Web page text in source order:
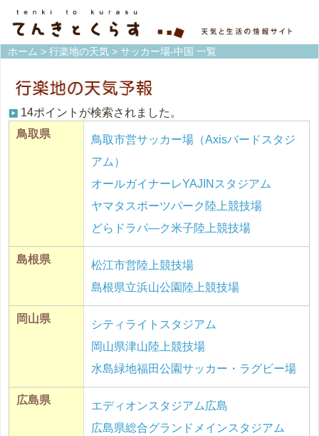
ホーム > 行楽地の天気 > サッカー場-中国 一覧
14ポイントが検索されました。
鳥取県
鳥取市営サッカー場（Axisバードスタジ
アム）
オールガイナーレYAJINスタジアム
ヤマタスポーツパーク陸上競技場
どらドラパ―ク米子陸上競技場
島根県
松江市営陸上競技場
島根県立浜山公園陸上競技場
岡山県
シティライトスタジアム
岡山県津山陸上競技場
水島緑地福田公園サッカー・ラグビー場
広島県
エディオンスタジアム広島
広島県総合グランドメインスタジアム